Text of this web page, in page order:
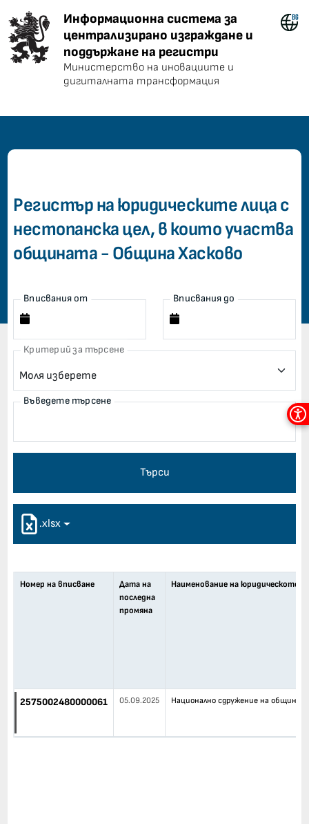
Информационна система за
Информационна система за
централизирано изграждане и
поддържане на регистри
Министерство на иновациите и
дигиталната трансформация
за
Регистър на юридическите лица с
нестопанска цел, в които участва
общината - Община Хасково
Вписвания от Вписвания до
Критерий за търсене
Въведете търсене
Търси
.xlsx
Номер на вписване
Дата на
последна
промяна
Наименование на юридическото
2575002480000061 05.09.2025 Национално сдружение на